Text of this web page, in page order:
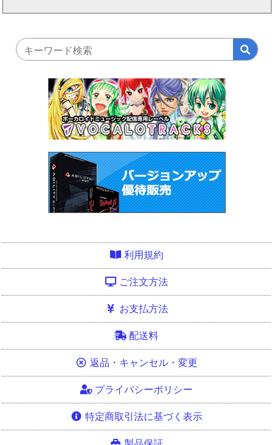
利用規約
ご注文方法
お支払方法
配送料
返品・キャンセル・変更
プライバシーポリシー
特定商取引法に基づく表示